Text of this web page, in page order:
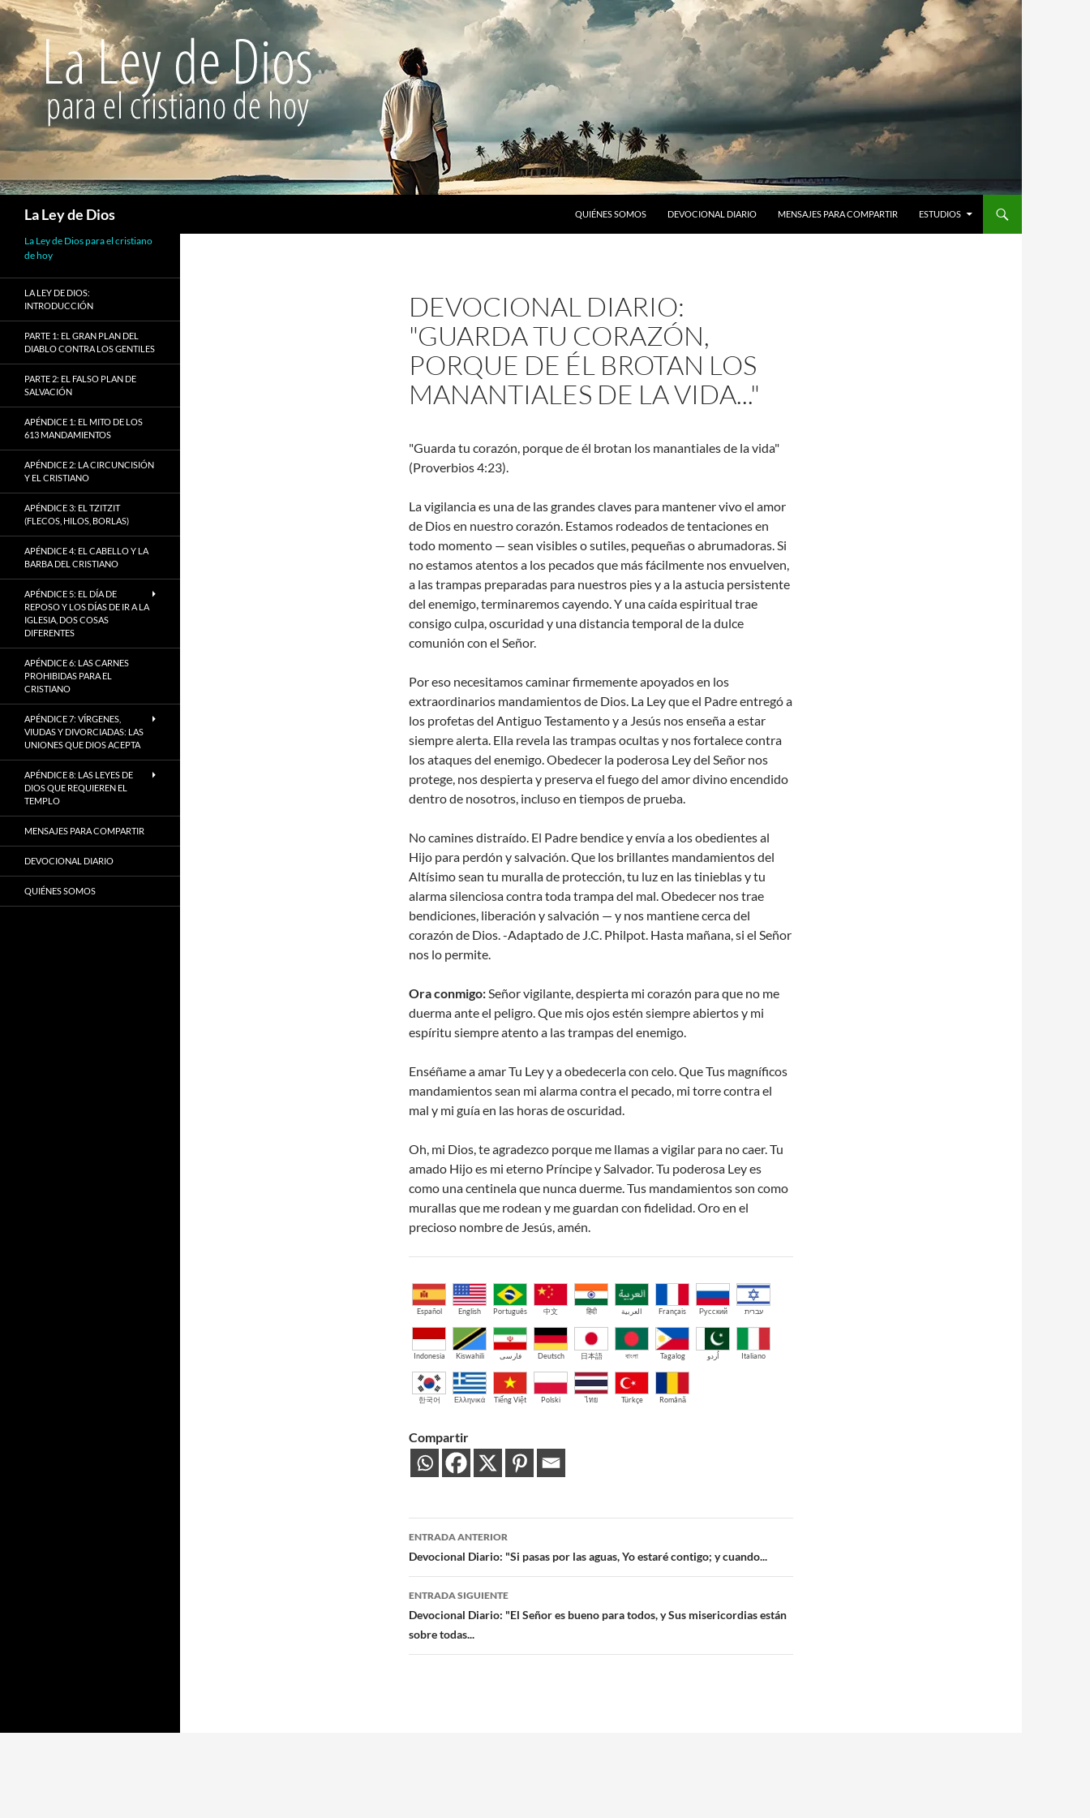
La Ley de Dios
QUIÉNES SOMOS
DEVOCIONAL DIARIO MENSAJES PARA COMPARTIR ESTUDIOS
DEVOCIONAL DIARIO:
"GUARDA TU CORAZÓN,
PORQUE DE ÉL BROTAN LOS
MANANTIALES DE LA VIDA..."
"Guarda tu corazón, porque de él brotan los manantiales de la vida"
(Proverbios 4:23).
La vigilancia es una de las grandes claves para mantener vivo el amor
de Dios en nuestro corazón. Estamos rodeados de tentaciones en
todo momento — sean visibles o sutiles, pequeñas o abrumadoras. Si
no estamos atentos a los pecados que más fácilmente nos envuelven,
a las trampas preparadas para nuestros pies y a la astucia persistente
del enemigo, terminaremos cayendo. Y una caída espiritual trae
consigo culpa, oscuridad y una distancia temporal de la dulce
comunión con el Señor.
Por eso necesitamos caminar firmemente apoyados en los
extraordinarios mandamientos de Dios. La Ley que el Padre entregó a
los profetas del Antiguo Testamento y a Jesús nos enseña a estar
siempre alerta. Ella revela las trampas ocultas y nos fortalece contra
los ataques del enemigo. Obedecer la poderosa Ley del Señor nos
protege, nos despierta y preserva el fuego del amor divino encendido
dentro de nosotros, incluso en tiempos de prueba.
No camines distraído. El Padre bendice y envía a los obedientes al
Hijo para perdón y salvación. Que los brillantes mandamientos del
Altísimo sean tu muralla de protección, tu luz en las tinieblas y tu
alarma silenciosa contra toda trampa del mal. Obedecer nos trae
bendiciones, liberación y salvación — y nos mantiene cerca del
corazón de Dios. -Adaptado de J.C. Philpot. Hasta mañana, si el Señor
nos lo permite.
Ora conmigo:Señor vigilante, despierta mi corazón para que no me
duerma ante el peligro. Que mis ojos estén siempre abiertos y mi
espíritu siempre atento a las trampas del enemigo.
Enséñame a amar Tu Ley y a obedecerla con celo. Que Tus magníficos
mandamientos sean mi alarma contra el pecado, mi torre contra el
mal y mi guía en las horas de oscuridad.
Oh, mi Dios, te agradezco porque me llamas a vigilar para no caer. Tu
amado Hijo es mi eterno Príncipe y Salvador. Tu poderosa Ley es
como una centinela que nunca duerme. Tus mandamientos son como
murallas que me rodean y me guardan con fidelidad. Oro en el
precioso nombre de Jesús, amén.
Español English Português 中文 हिंदी العربية Français Русский עברית
Indonesia Kiswahili فارسی Deutsch 日本語 বাংলা Tagalog اُردو Italiano
한국어 Ελληνικά Tiếng Việt Polski ไทย Türkçe Română
Compartir
Navegación
de
entradas
ENTRADA ANTERIOR
Devocional Diario: "Si pasas por las aguas, Yo estaré contigo; y cuando...
ENTRADA SIGUIENTE
Devocional Diario: "El Señor es bueno para todos, y Sus misericordias están
sobre todas...
La Ley de Dios para el cristiano
de hoy
LA LEY DE DIOS:
INTRODUCCIÓN
PARTE 1: EL GRAN PLAN DEL
DIABLO CONTRA LOS GENTILES
PARTE 2: EL FALSO PLAN DE
SALVACIÓN
APÉNDICE 1: EL MITO DE LOS
613 MANDAMIENTOS
APÉNDICE 2: LA CIRCUNCISIÓN
Y EL CRISTIANO
APÉNDICE 3: EL TZITZIT
(FLECOS, HILOS, BORLAS)
APÉNDICE 4: EL CABELLO Y LA
BARBA DEL CRISTIANO
APÉNDICE 5: EL DÍA DE
REPOSO Y LOS DÍAS DE IR A LA
IGLESIA, DOS COSAS
DIFERENTES
APÉNDICE 6: LAS CARNES
PROHIBIDAS PARA EL
CRISTIANO
APÉNDICE 7: VÍRGENES,
VIUDAS Y DIVORCIADAS: LAS
UNIONES QUE DIOS ACEPTA
APÉNDICE 8: LAS LEYES DE
DIOS QUE REQUIEREN EL
TEMPLO
MENSAJES PARA COMPARTIR
DEVOCIONAL DIARIO
QUIÉNES SOMOS